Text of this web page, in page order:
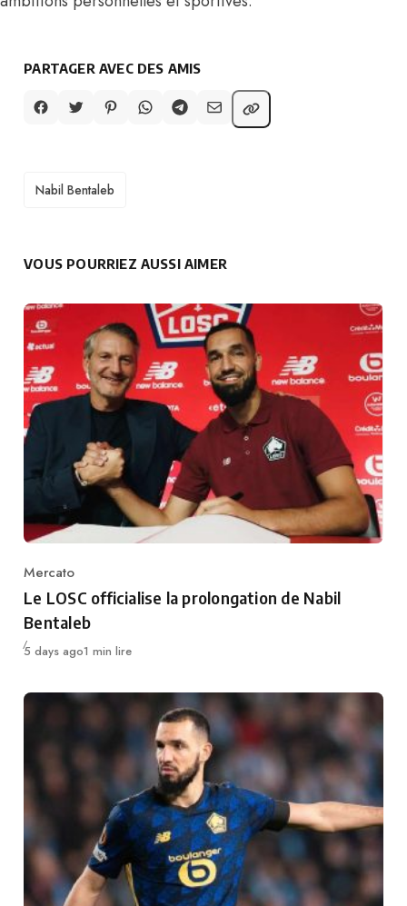
PARTAGER AVEC DES AMIS
TAGS
Nabil Bentaleb
VOUS POURRIEZ AUSSI AIMER
Category
Mercato
Le LOSC officialise la prolongation de Nabil
Bentaleb
Publié
5 days ago1 min lire